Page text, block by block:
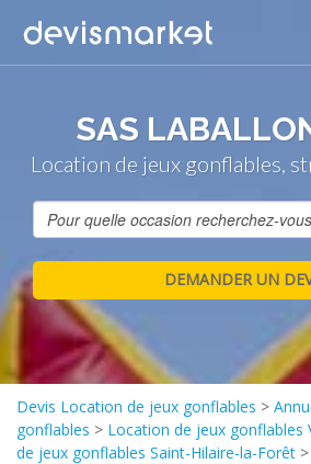
SAS
Location de jeux gonflables,
Devis Location de jeux gonflables >
gonflables > Location de jeux gonflables
de jeux gonflables Saint-Hilaire-la-Forêt >